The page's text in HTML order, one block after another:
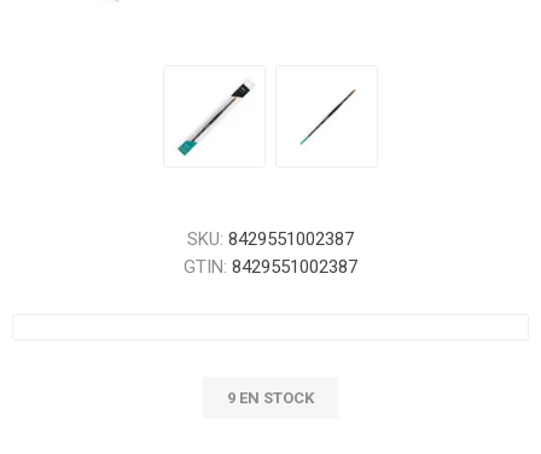
SKU: 8429551002387
GTIN: 8429551002387
9 EN STOCK